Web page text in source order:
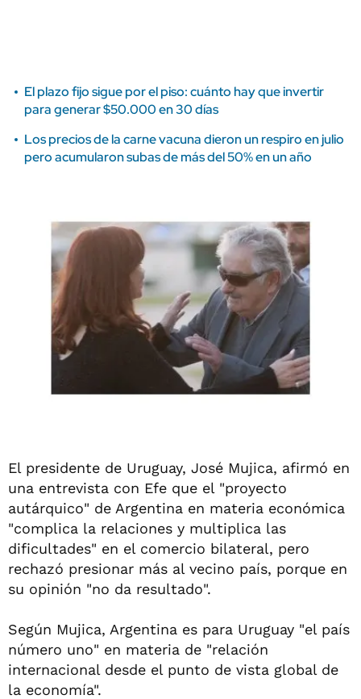
El plazo fijo sigue por el piso: cuánto hay que invertir
para generar $50.000 en 30 días
Los precios de la carne vacuna dieron un respiro en julio
pero acumularon subas de más del 50% en un año
El presidente de Uruguay, José Mujica, afirmó en
una entrevista con Efe que el "proyecto
autárquico" de Argentina en materia económica
"complica la relaciones y multiplica las
dificultades" en el comercio bilateral, pero
rechazó presionar más al vecino país, porque en
su opinión "no da resultado".
Según Mujica, Argentina es para Uruguay "el país
número uno" en materia de "relación
internacional desde el punto de vista global de
la economía".